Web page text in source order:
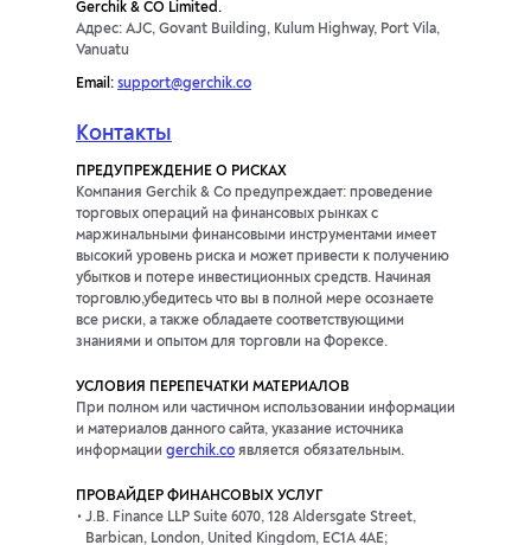
Gerchik & CO Limited.
Адрес: AJC, Govant Building, Kulum Highway, Port Vila,
Vanuatu
Email: support@gerchik.co
Контакты
ПРЕДУПРЕЖДЕНИЕ О РИСКАХ
Компания Gerchik & Co предупреждает: проведение
торговых операций на финансовых рынках с
маржинальными финансовыми инструментами имеет
высокий уровень риска и может привести к получению
убытков и потере инвестиционных средств. Начиная
торговлю,убедитесь что вы в полной мере осознаете
все риски, а также обладаете соответствующими
знаниями и опытом для торговли на Форексе.
УСЛОВИЯ ПЕРЕПЕЧАТКИ МАТЕРИАЛОВ
При полном или частичном использовании информации
и материалов данного сайта, указание источника
информации gerchik.co является обязательным.
ПРОВАЙДЕР ФИНАНСОВЫХ УСЛУГ
J.B. Finance LLP Suite 6070, 128 Aldersgate Street,
Barbican, London, United Kingdom, EC1A 4AE;